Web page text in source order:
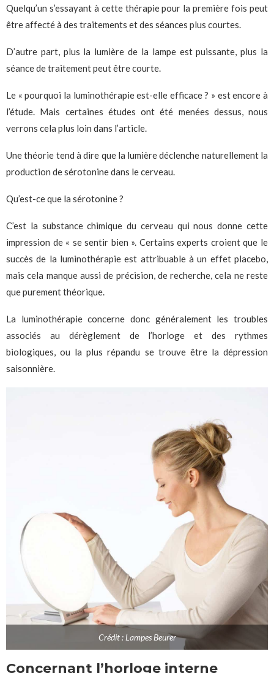
Quelqu’un s’essayant à cette thérapie pour la première fois peut
être affecté à des traitements et des séances plus courtes.
D’autre part, plus la lumière de la lampe est puissante, plus la
séance de traitement peut être courte.
Le « pourquoi la luminothérapie est-elle efficace ? » est encore à
l’étude. Mais certaines études ont été menées dessus, nous
verrons cela plus loin dans l’article.
Une théorie tend à dire que la lumière déclenche naturellement la
production de sérotonine dans le cerveau.
Qu’est-ce que la sérotonine ?
C’est la substance chimique du cerveau qui nous donne cette
impression de « se sentir bien ». Certains experts croient que le
succès de la luminothérapie est attribuable à un effet placebo,
mais cela manque aussi de précision, de recherche, cela ne reste
que purement théorique.
La luminothérapie concerne donc généralement les troubles
associés au dérèglement de l’horloge et des rythmes
biologiques, ou la plus répandu se trouve être la dépression
saisonnière.
Crédit : Lampes Beurer
Concernant l’horloge interne